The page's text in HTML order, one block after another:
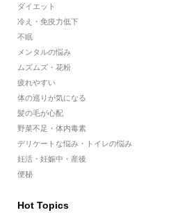
ダイエット
冷え・免疫力低下
不眠
メンタルの悩み
ムズムズ・花粉
疲れやすい
体の巡りが気になる
髪の毛が心配
野菜不足・体内毒素
デリケートな悩み・トイレの悩み
妊活・妊娠中・産後
便秘
Hot Topics